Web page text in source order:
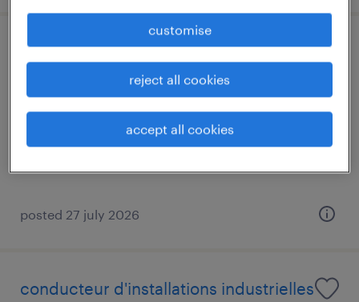
opérateur de production sidérurgie
(h/f) – secteur aciérie
luxembourg center, centre
posted 27 july 2026
conducteur d'installations industrielles
customise
reject all cookies
accept all cookies